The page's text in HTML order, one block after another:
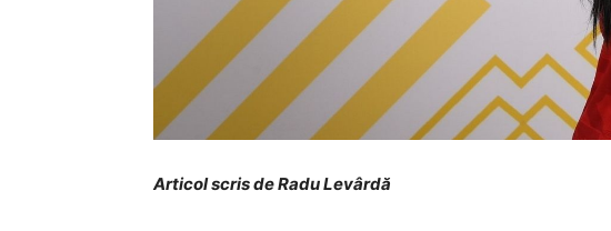
Articol scris de Radu Levârdă